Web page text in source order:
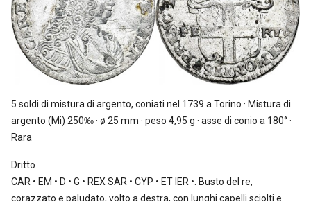
5 soldi di mistura di argento, coniati nel 1739 a Torino · Mistura di
argento (Mi) 250‰ · ø 25 mm · peso 4,95 g · asse di conio a 180° ·
Rara
Dritto
CAR • EM • D • G • REX SAR • CYP • ET IER •. Busto del re,
corazzato e paludato, volto a destra, con lunghi capelli sciolti e